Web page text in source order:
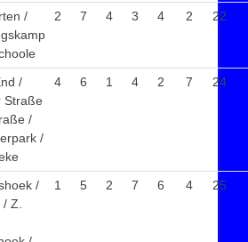
/
2 7 4 3 4 2 22
/
Straße
/
/
4 6 1 4 2 7 24
/
Z.
1 5 2 7 6 4 25